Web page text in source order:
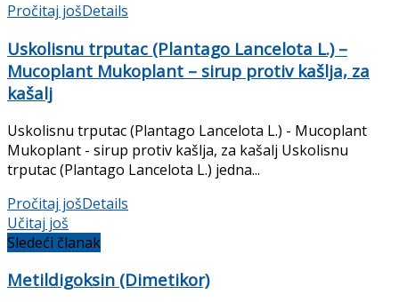
Pročitaj jošDetails
Uskolisnu trputac (Plantago Lancelota L.) –
Mucoplant Mukoplant – sirup protiv kašlja, za
kašalj
Uskolisnu trputac (Plantago Lancelota L.) - Mucoplant
Mukoplant - sirup protiv kašlja, za kašalj Uskolisnu
trputac (Plantago Lancelota L.) jedna...
Pročitaj jošDetails
Učitaj još
Sledeći članak
Metildigoksin (Dimetikor)